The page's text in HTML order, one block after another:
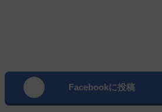
Facebookに投稿